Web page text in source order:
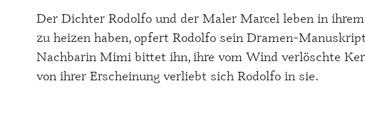
Der Dichter Rodolfo und der Maler Marcel leben in
zu heizen haben, opfert Rodolfo sein Dramen-
Nachbarin Mimi bittet ihn, ihre vom Wind verlöschte
von ihrer Erscheinung verliebt sich Rodolfo in sie.